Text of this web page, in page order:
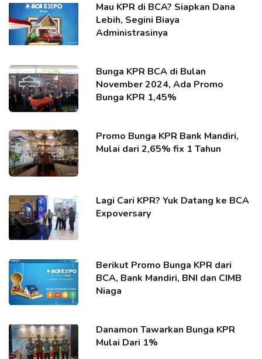
Mau KPR di BCA? Siapkan Dana
Lebih, Segini Biaya
Administrasinya
Bunga KPR BCA di Bulan
November 2024, Ada Promo
Bunga KPR 1,45%
Promo Bunga KPR Bank Mandiri,
Mulai dari 2,65% fix 1 Tahun
Lagi Cari KPR? Yuk Datang ke BCA
Expoversary
Berikut Promo Bunga KPR dari
BCA, Bank Mandiri, BNI dan CIMB
Niaga
Danamon Tawarkan Bunga KPR
Mulai Dari 1%